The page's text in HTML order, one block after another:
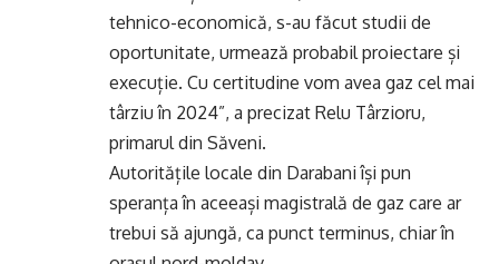
tehnico-economică, s-au făcut studii de
oportunitate, urmează probabil proiectare și
execuție. Cu certitudine vom avea gaz cel mai
târziu în 2024”, a precizat Relu Târzioru,
primarul din Săveni.
Autoritățile locale din Darabani își pun
speranța în aceeași magistrală de gaz care ar
trebui să ajungă, ca punct terminus, chiar în